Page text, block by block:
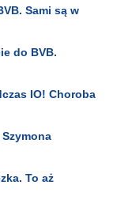
Sami są w
do BVB.
IO! Choroba
To aż